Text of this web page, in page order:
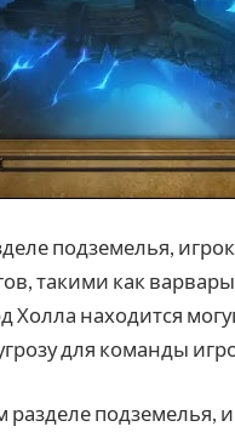
подземелья,
такими как
Холла находится
для команды
разделе